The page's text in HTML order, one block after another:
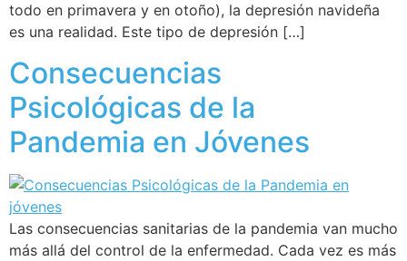
todo en primavera y en otoño), la depresión navideña
es una realidad. Este tipo de depresión […]
Consecuencias
Psicológicas de la
Pandemia en Jóvenes
Las consecuencias sanitarias de la pandemia van mucho
más allá del control de la enfermedad. Cada vez es más